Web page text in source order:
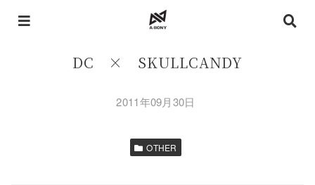
DC × SKULLCANDY
2011年09月30日
OTHER